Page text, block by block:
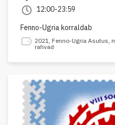
12:00-23:59
Fenno-Ugria korraldab
2021 Fenno-Ugria Asutus
rahvad